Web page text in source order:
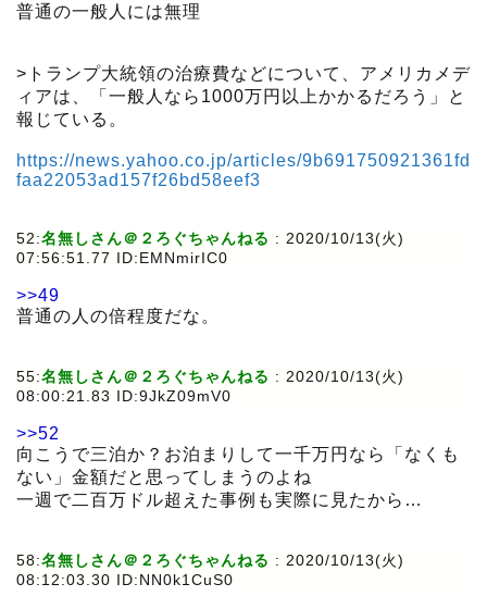
普通の一般人には無理
>トランプ大統領の治療費などについて、アメリカメデ
ィアは、「一般人なら1000万円以上かかるだろう」と
報じている。
https://news.yahoo.co.jp/articles/9b691750921361fd
faa22053ad157f26bd58eef3
52:名無しさん＠２ろぐちゃんねる : 2020/10/13(火)
07:56:51.77 ID:EMNmirIC0
>>49
普通の人の倍程度だな。
55:名無しさん＠２ろぐちゃんねる : 2020/10/13(火)
08:00:21.83 ID:9JkZ09mV0
>>52
向こうで三泊か？お泊まりして一千万円なら「なくも
ない」金額だと思ってしまうのよね
一週で二百万ドル超えた事例も実際に見たから…
58:名無しさん＠２ろぐちゃんねる : 2020/10/13(火)
08:12:03.30 ID:NN0k1CuS0